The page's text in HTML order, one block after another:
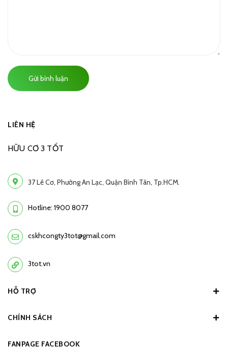
Gửi bình luận
LIÊN HỆ
HỮU CƠ 3 TỐT
37 Lê Cơ, Phường An Lạc, Quận Bình Tân, Tp.HCM.
Hotline: 1900 8077
cskhcongty3tot@gmail.com
3tot.vn
HỖ TRỢ
CHÍNH SÁCH
FANPAGE FACEBOOK